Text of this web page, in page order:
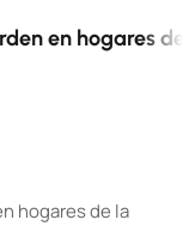
en hogares de
hogares de la